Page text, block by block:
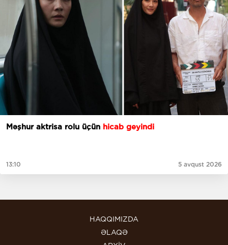
Məşhur aktrisa rolu üçün hicab geyindi
13:10 5 avqust 2026
HAQQIMIZDA
ƏLAQƏ